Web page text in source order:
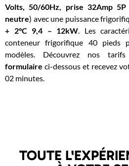
Volts, 50/60Hz, prise 32Amp
neutre) avec une puissance
+ 2°C 9,4 – 12kW. Les
conteneur frigorifique 40 pieds
modèles. Découvrez nos
formulaire ci-dessous et recevez
02 minutes.
TOUTE